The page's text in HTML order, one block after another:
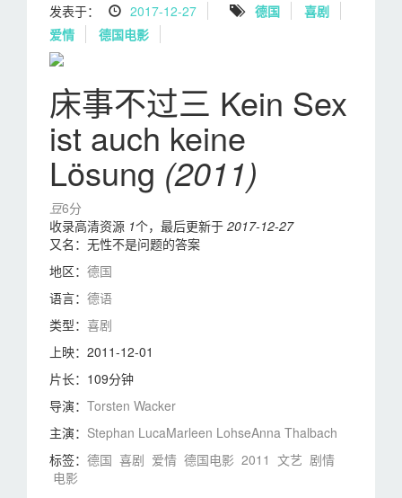
发表于： 2017-12-27 德国
喜剧
爱情
德国电影
床事不过三 Kein Sex
ist auch keine
Lösung (2011)
豆6分
收录高清资源 1个，最后更新于 2017-12-27
又名： 无性不是问题的答案
地区： 德国
语言： 德语
类型： 喜剧
上映： 2011-12-01
片长： 109分钟
导演： Torsten Wacker
主演： Stephan LucaMarleen LohseAnna Thalbach
标签： 德国 喜剧 爱情 德国电影 2011 文艺 剧情
电影